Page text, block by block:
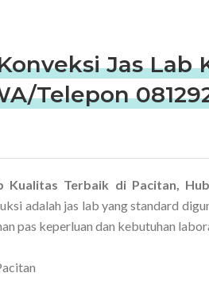
Jas Lab
Telepon
Kualitas Terbaik di Pacitan,
adalah jas lab yang standard
pas keperluan dan kebutuhan